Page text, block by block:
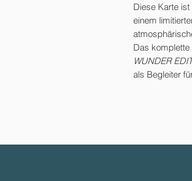
Diese Karte
einem
Das
WUNDER
als Begleiter